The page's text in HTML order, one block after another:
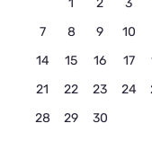
1 2 3
7
8 9 10
14
15 16 17
21
22 23 24
28
29 30
в 2026 году от
У моря
дом Чемальское